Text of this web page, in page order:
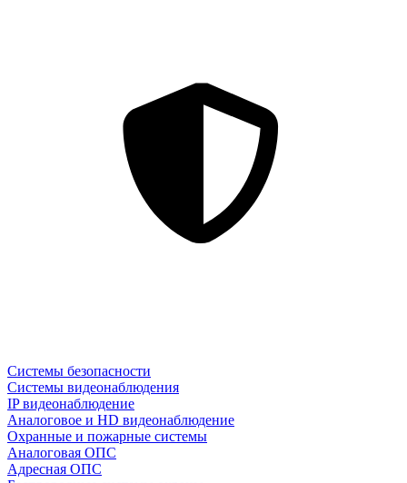
Системы безопасности
Системы видеонаблюдения
IP видеонаблюдение
Аналоговое и HD видеонаблюдение
Охранные и пожарные системы
Аналоговая ОПС
Адресная ОПС